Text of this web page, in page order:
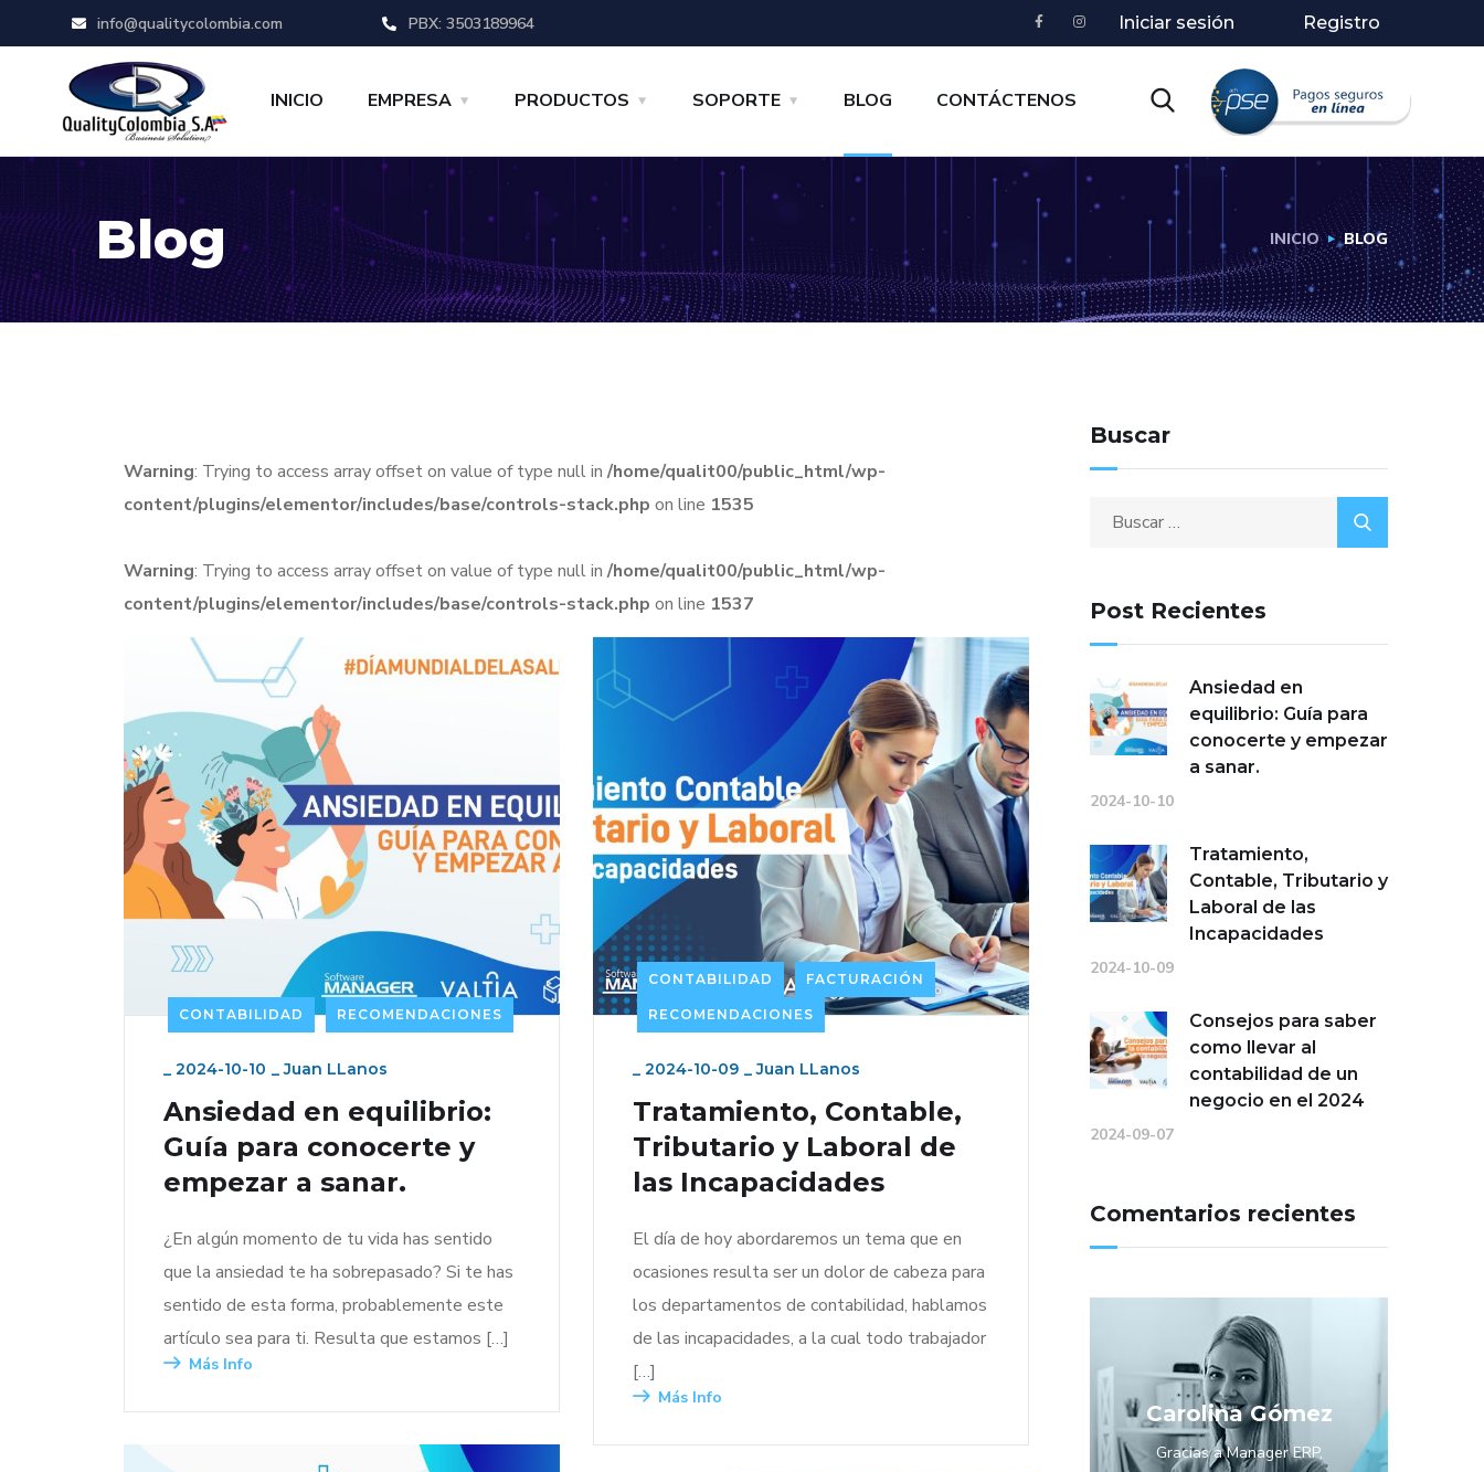
info@qualitycolombia.com PBX: 3503189964 Iniciar sesión Registro
INICIO EMPRESA PRODUCTOS SOPORTE BLOG CONTÁCTENOS
Blog INICIO BLOG
Warning: Trying to access array offset on value of type null in /home/qualit00/public_html/wp-
content/plugins/elementor/includes/base/controls-stack.php on line 1535
Warning: Trying to access array offset on value of type null in /home/qualit00/public_html/wp-
content/plugins/elementor/includes/base/controls-stack.php on line 1537
CONTABILIDAD RECOMENDACIONES
_ 2024-10-10 _Juan LLanos
Ansiedad en equilibrio:
Guía para conocerte y
empezar a sanar.
¿En algún momento de tu vida has sentido
que la ansiedad te ha sobrepasado? Si te has
sentido de esta forma, probablemente este
artículo sea para ti. Resulta que estamos […]
Más Info
CONTABILIDAD FACTURACIÓN
RECOMENDACIONES
_ 2024-10-09 _Juan LLanos
Tratamiento, Contable,
Tributario y Laboral de
las Incapacidades
El día de hoy abordaremos un tema que en
ocasiones resulta ser un dolor de cabeza para
los departamentos de contabilidad, hablamos
de las incapacidades, a la cual todo trabajador
[…]
Más Info
Buscar
Post Recientes
Ansiedad en
equilibrio: Guía para
conocerte y empezar
a sanar.
2024-10-10
Tratamiento,
Contable, Tributario y
Laboral de las
Incapacidades
2024-10-09
Consejos para saber
como llevar al
contabilidad de un
negocio en el 2024
2024-09-07
Comentarios recientes
Carolina Gómez
Gracias a Manager ERP,